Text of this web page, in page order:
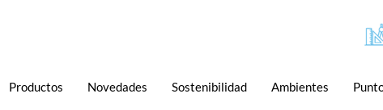
Productos Novedades Sostenibilidad Ambientes